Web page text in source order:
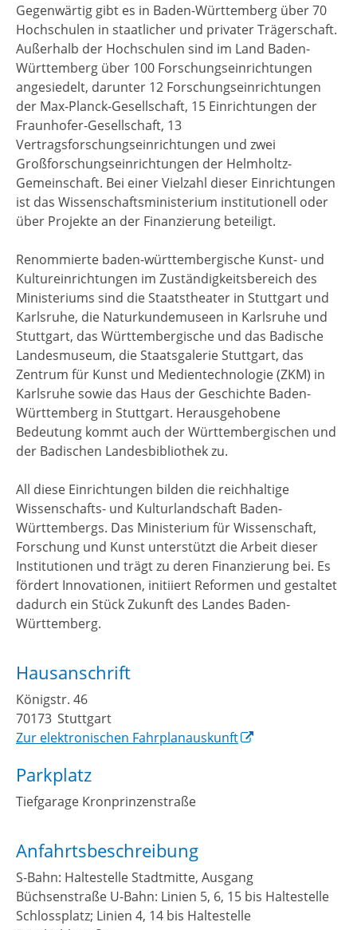
Gegenwärtig gibt es in Baden-Württemberg über 70
Hochschulen in staatlicher und privater Trägerschaft.
Außerhalb der Hochschulen sind im Land Baden-
Württemberg über 100 Forschungseinrichtungen
angesiedelt, darunter 12 Forschungseinrichtungen
der Max-Planck-Gesellschaft, 15 Einrichtungen der
Fraunhofer-Gesellschaft, 13
Vertragsforschungseinrichtungen und zwei
Großforschungseinrichtungen der Helmholtz-
Gemeinschaft. Bei einer Vielzahl dieser Einrichtungen
ist das Wissenschaftsministerium institutionell oder
über Projekte an der Finanzierung beteiligt.
Renommierte baden-württembergische Kunst- und
Kultureinrichtungen im Zuständigkeitsbereich des
Ministeriums sind die Staatstheater in Stuttgart und
Karlsruhe, die Naturkundemuseen in Karlsruhe und
Stuttgart, das Württembergische und das Badische
Landesmuseum, die Staatsgalerie Stuttgart, das
Zentrum für Kunst und Medientechnologie (ZKM) in
Karlsruhe sowie das Haus der Geschichte Baden-
Württemberg in Stuttgart. Herausgehobene
Bedeutung kommt auch der Württembergischen und
der Badischen Landesbibliothek zu.
All diese Einrichtungen bilden die reichhaltige
Wissenschafts- und Kulturlandschaft Baden-
Württembergs. Das Ministerium für Wissenschaft,
Forschung und Kunst unterstützt die Arbeit dieser
Institutionen und trägt zu deren Finanzierung bei. Es
fördert Innovationen, initiiert Reformen und gestaltet
dadurch ein Stück Zukunft des Landes Baden-
Württemberg.
Hausanschrift
Königstr. 46
70173 Stuttgart
Zur elektronischen Fahrplanauskunft
Parkplatz
Tiefgarage Kronprinzenstraße
Anfahrtsbeschreibung
S-Bahn: Haltestelle Stadtmitte, Ausgang
Büchsenstraße U-Bahn: Linien 5, 6, 15 bis Haltestelle
Schlossplatz; Linien 4, 14 bis Haltestelle